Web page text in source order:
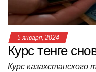
5 января, 2024
Курс тенге
Курс казахстанского